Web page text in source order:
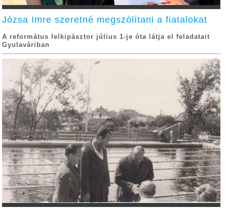
Józsa Imre szeretné megszólítani a fiatalokat
A református lelkipásztor július 1-je óta látja el feladatait
Gyulaváriban